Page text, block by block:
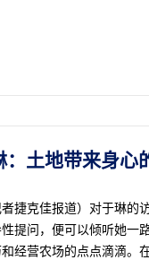
：土地带来身心
者捷克佳报道）对于琳的
提问，便可以倾听她一
经营农场的点点滴滴。